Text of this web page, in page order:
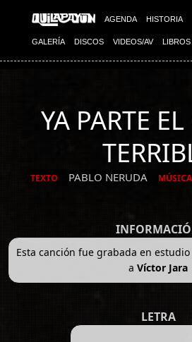
AGENDA HISTORIA
GALERÍA DISCOS VIDEOS/AV LIBROS
YA PARTE
TEXTO PABLO NERUDA MÚSICA
Esta canción fue grabada en
a Víctor Jara
LETRA